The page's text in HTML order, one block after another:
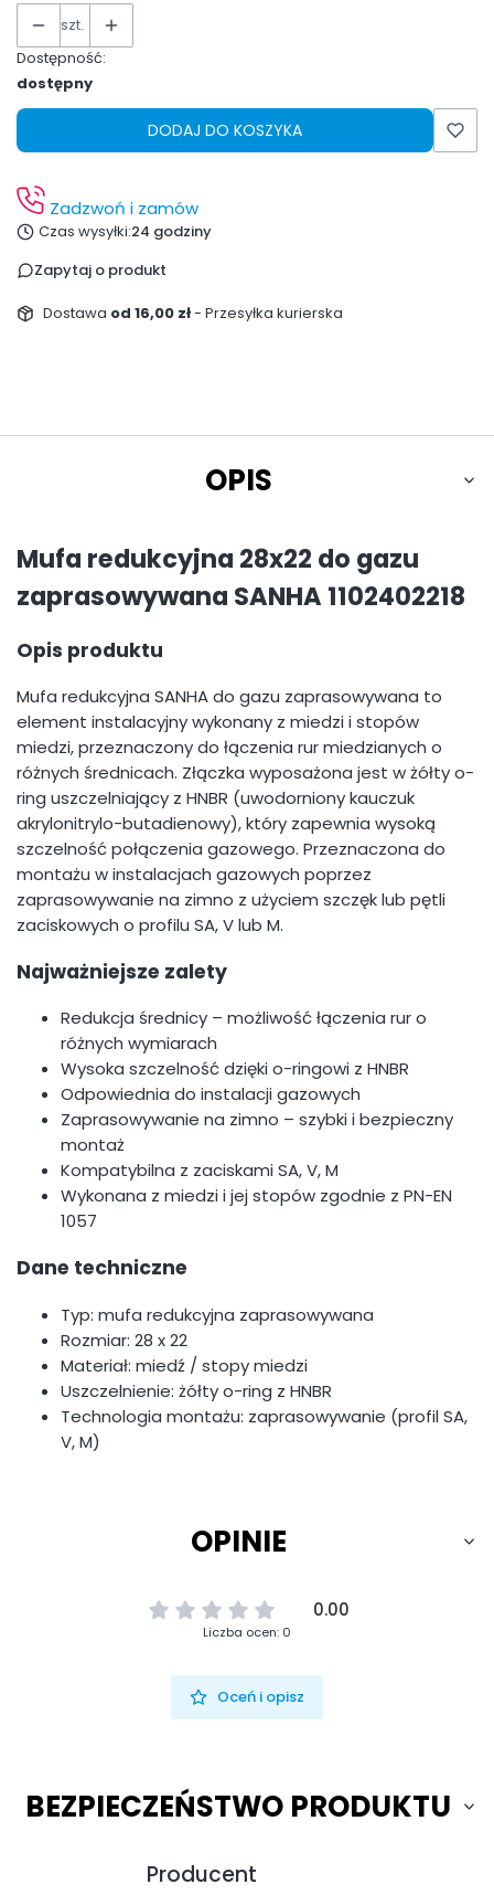
szt.
Dostępność:
dostępny
DODAJ DO KOSZYKA
Zadzwoń i zamów
Czas wysyłki:24 godziny
Zapytaj o produkt
Dostawa od 16,00 zł- Przesyłka kurierska
OPIS
Mufa redukcyjna 28x22 do gazu
zaprasowywana SANHA 1102402218
Opis produktu
Mufa redukcyjna SANHA do gazu zaprasowywana to
element instalacyjny wykonany z miedzi i stopów
miedzi, przeznaczony do łączenia rur miedzianych o
różnych średnicach. Złączka wyposażona jest w żółty o-
ring uszczelniający z HNBR (uwodorniony kauczuk
akrylonitrylo-butadienowy), który zapewnia wysoką
szczelność połączenia gazowego. Przeznaczona do
montażu w instalacjach gazowych poprzez
zaprasowywanie na zimno z użyciem szczęk lub pętli
zaciskowych o profilu SA, V lub M.
Najważniejsze zalety
Redukcja średnicy – możliwość łączenia rur o
różnych wymiarach
Wysoka szczelność dzięki o-ringowi z HNBR
Odpowiednia do instalacji gazowych
Zaprasowywanie na zimno – szybki i bezpieczny
montaż
Kompatybilna z zaciskami SA, V, M
Wykonana z miedzi i jej stopów zgodnie z PN-EN
1057
Dane techniczne
Typ: mufa redukcyjna zaprasowywana
Rozmiar: 28 x 22
Materiał: miedź / stopy miedzi
Uszczelnienie: żółty o-ring z HNBR
Technologia montażu: zaprasowywanie (profil SA,
V, M)
OPINIE
0.00
Liczba ocen: 0
Oceń i opisz
BEZPIECZEŃSTWO PRODUKTU
Producent